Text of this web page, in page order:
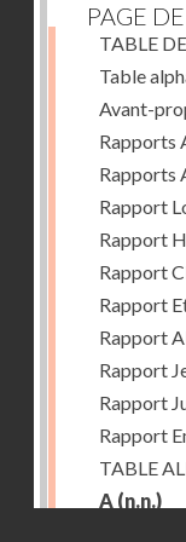
PAGE
TABLE
Table
Avant-
Rapports
Rapports
Rapport
Rapport
Rapport
Rapport
Rapport
Rapport
Rapport
Rapport
TABLE
A (n.n.)